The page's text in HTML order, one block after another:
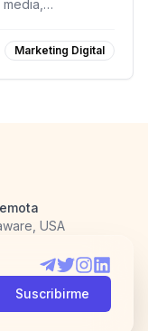
Marketing Digital
USA
Telegram
TwitterInstagram
Suscribirme